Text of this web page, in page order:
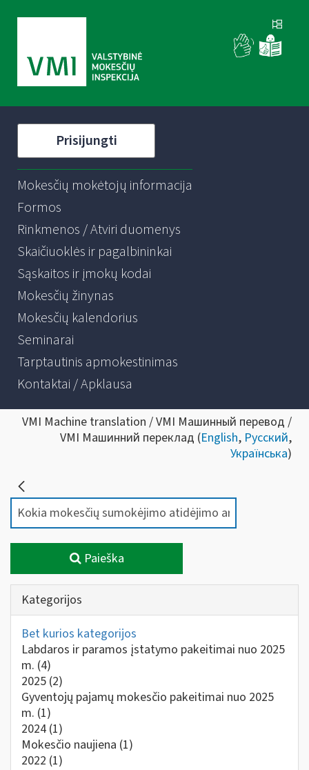
Prisijungti
Mokesčių mokėtojų informacija
Formos
Rinkmenos / Atviri duomenys
Skaičiuoklės ir pagalbininkai
Sąskaitos ir įmokų kodai
Mokesčių žinynas
Mokesčių kalendorius
Seminarai
Tarptautinis apmokestinimas
Kontaktai / Apklausa
VMI Machine translation / VMI Машинный перевод /
VMI Машинний переклад (English, Русский,
Українська)
Paieška
Kategorijos
Bet kurios kategorijos
Labdaros ir paramos įstatymo pakeitimai nuo 2025
m. (4)
2025 (2)
Gyventojų pajamų mokesčio pakeitimai nuo 2025
m. (1)
2024 (1)
Mokesčio naujiena (1)
2022 (1)